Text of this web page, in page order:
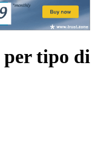
per tipo di